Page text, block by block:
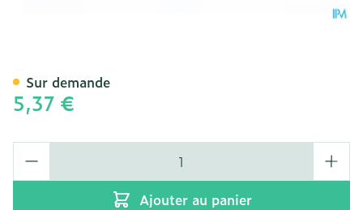
5,37 €
Ajouter au panier
Sur demande